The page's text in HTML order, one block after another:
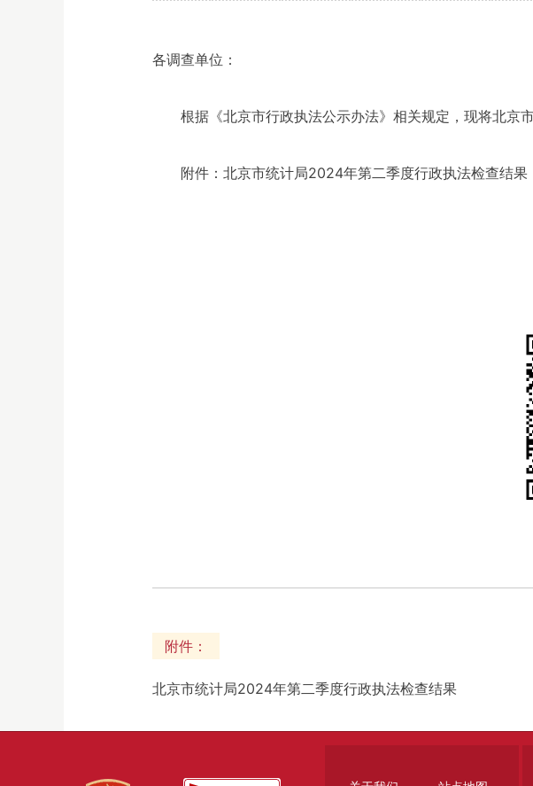
各调查单位：
根据《北京市行政执法公示办法》相关规定，现将北京
附件：北京市统计局2024年第二季度行政执法检查结果
附件：
北京市统计局2024年第二季度行政执法检查结果